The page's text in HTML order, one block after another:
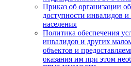
Приказ об организации
доступности инвалидов
населения
Политика обеспечения
инвалидов и других
объектов и
оказания им при этом